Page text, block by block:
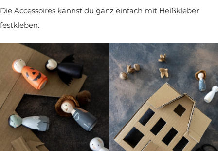
Die Accessoires kannst du ganz einfach mit Heißkleber
festkleben.